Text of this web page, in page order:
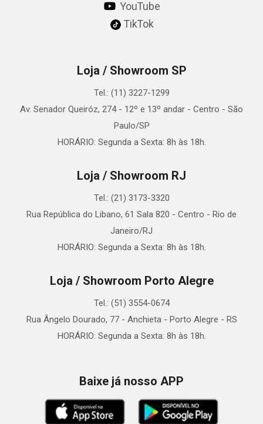
YouTube
TikTok
Loja / Showroom SP
Tel.: (11) 3227-1299
Av. Senador Queiróz, 274 - 12º e 13º andar - Centro - São
Paulo/SP
HORÁRIO: Segunda a Sexta: 8h às 18h.
Loja / Showroom RJ
Tel.: (21) 3173-3320
Rua República do Libano, 61 Sala 820 - Centro - Rio de
Janeiro/RJ
HORÁRIO: Segunda a Sexta: 8h às 18h.
Loja / Showroom Porto Alegre
Tel.: (51) 3554-0674
Rua Ângelo Dourado, 77 - Anchieta - Porto Alegre - RS
HORÁRIO: Segunda a Sexta: 8h às 18h.
Baixe já nosso APP